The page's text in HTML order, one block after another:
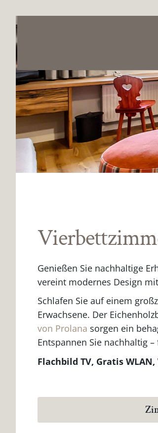
Genießen Sie nachhaltige
vereint modernes Design
Schlafen Sie auf einem
Erwachsene. Der
von Prolana sorgen ein
Entspannen Sie nachhaltig
Flachbild TV, Gratis